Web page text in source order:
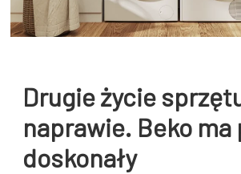
Drugie życie
naprawie. Beko ma
doskonały